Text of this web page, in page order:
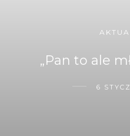
„Pan to ale
6